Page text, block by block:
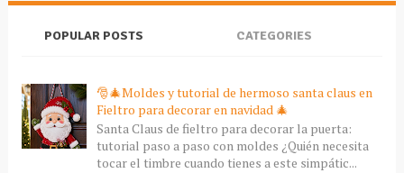
POPULAR POSTS CATEGORIES
🎅🎄Moldes y tutorial de hermoso santa claus en
Fieltro para decorar en navidad 🎄
Santa Claus de fieltro para decorar la puerta:
tutorial paso a paso con moldes ¿Quién necesita
tocar el timbre cuando tienes a este simpátic...